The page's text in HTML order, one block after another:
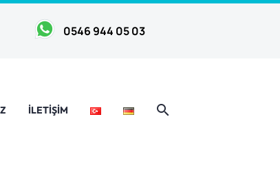
0546 944 05 03
İLETIŞIM